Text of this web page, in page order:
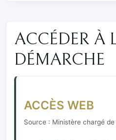
ACCÉDER À
DÉMARCHE
ACCÈS WEB
Source : Ministère chargé